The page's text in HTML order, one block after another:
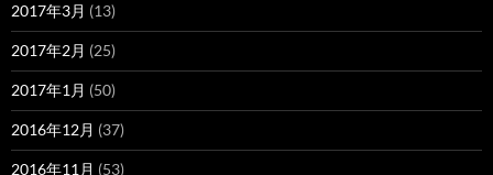
2017年3月 (13)
2017年2月 (25)
2017年1月 (50)
2016年12月 (37)
2016年11月 (53)